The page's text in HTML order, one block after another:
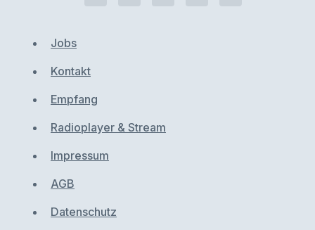
Jobs
Kontakt
Empfang
Radioplayer & Stream
Impressum
AGB
Datenschutz